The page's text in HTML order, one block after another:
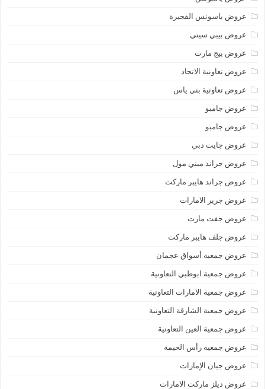
عروض باسونس الفجيرة
عروض بيبي سيتي
عروض بيج مارت
عروض تعاونية الاتحاد
عروض تعاونية بني ياس
عروض جامبو
عروض جامبو
عروض جايت دبي
عروض جراند ميني مول
عروض جراند هايبر ماركت
عروض جرير الامارات
عروض جفت مارت
عروض جلف هايبر ماركت
عروض جمعية أسواق عجمان
عروض جمعية ابوظبي التعاونية
عروض جمعية الامارات التعاونية
عروض جمعية الشارقة التعاونية
عروض جمعية العين التعاونية
عروض جمعية رأس الخيمة
عروض جيان الإمارات
عروض ديلز ماركت الامارات